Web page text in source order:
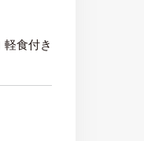
軽食付き